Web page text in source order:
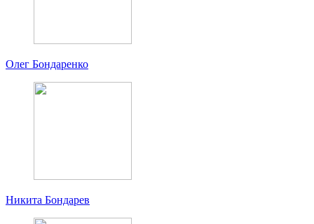
Олег Бондаренко
Никита Бондарев